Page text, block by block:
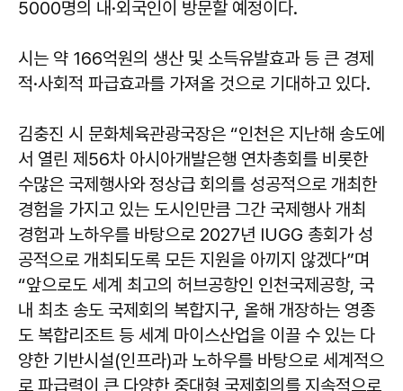
5000명의 내·외국인이 방문할 예정이다.
시는 약 166억원의 생산 및 소득유발효과 등 큰 경제
적·사회적 파급효과를 가져올 것으로 기대하고 있다.
김충진 시 문화체육관광국장은 “인천은 지난해 송도에
서 열린 제56차 아시아개발은행 연차총회를 비롯한
수많은 국제행사와 정상급 회의를 성공적으로 개최한
경험을 가지고 있는 도시인만큼 그간 국제행사 개최
경험과 노하우를 바탕으로 2027년 IUGG 총회가 성
공적으로 개최되도록 모든 지원을 아끼지 않겠다”며
“앞으로도 세계 최고의 허브공항인 인천국제공항, 국
내 최초 송도 국제회의 복합지구, 올해 개장하는 영종
도 복합리조트 등 세계 마이스산업을 이끌 수 있는 다
양한 기반시설(인프라)과 노하우를 바탕으로 세계적으
로 파급력이 큰 다양한 중대형 국제회의를 지속적으로